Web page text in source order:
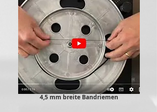
4,5 mm breite Bandriemen